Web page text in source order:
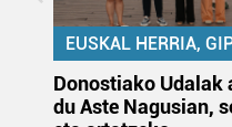
EUSKAL HERRIA,
Donostiako Udalak
du Aste Nagusian,